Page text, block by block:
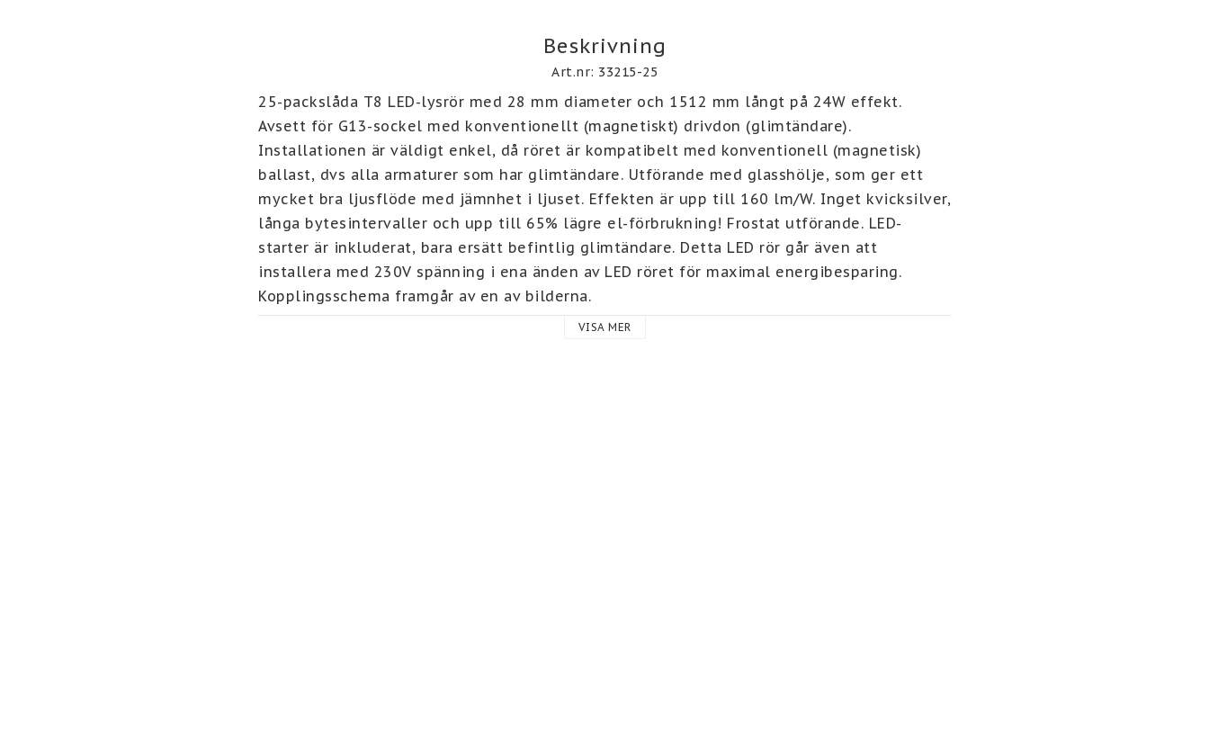
Beskrivning
Art.nr: 33215-25
25-packslåda T8 LED-lysrör med 28 mm diameter och 1512 mm långt på 24W effekt.
Avsett för G13-sockel med konventionellt (magnetiskt) drivdon (glimtändare).
Installationen är väldigt enkel, då röret är kompatibelt med konventionell (magnetisk)
ballast, dvs alla armaturer som har glimtändare. Utförande med glasshölje, som ger ett
mycket bra ljusflöde med jämnhet i ljuset. Effekten är upp till 160 lm/W. Inget kvicksilver,
långa bytesintervaller och upp till 65% lägre el-förbrukning! Frostat utförande. LED-
starter är inkluderat, bara ersätt befintlig glimtändare. Detta LED rör går även att
installera med 230V spänning i ena änden av LED röret för maximal energibesparing.
Kopplingsschema framgår av en av bilderna.
VISA MER